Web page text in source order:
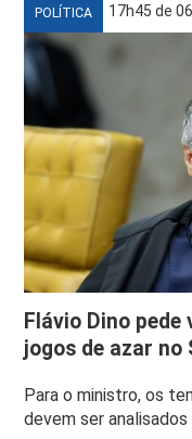
POLÍTICA 17h45 de
Flávio Dino
jogos de azar no
Para o ministro, os
devem ser